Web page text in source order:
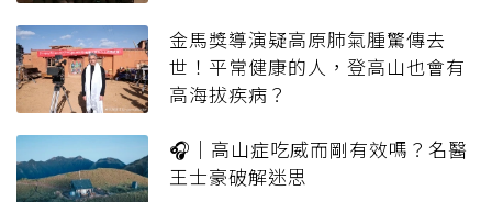
金馬獎導演疑高原肺氣腫驚傳去
世！平常健康的人，登高山也會有
高海拔疾病？
🎧｜高山症吃威而剛有效嗎？名醫
王士豪破解迷思